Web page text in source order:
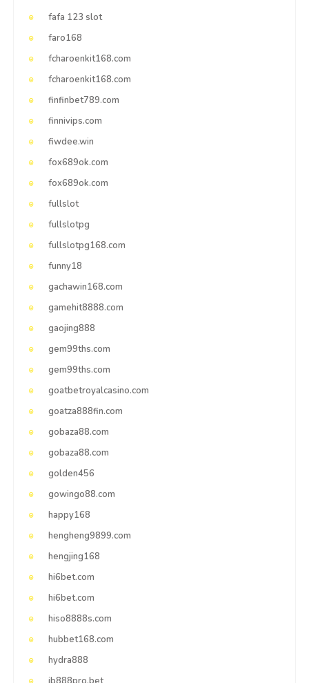
fafa 123 slot
faro168
fcharoenkit168.com
fcharoenkit168.com
finfinbet789.com
finnivips.com
fiwdee.win
fox689ok.com
fox689ok.com
fullslot
fullslotpg
fullslotpg168.com
funny18
gachawin168.com
gamehit8888.com
gaojing888
gem99ths.com
gem99ths.com
goatbetroyalcasino.com
goatza888fin.com
gobaza88.com
gobaza88.com
golden456
gowingo88.com
happy168
hengheng9899.com
hengjing168
hi6bet.com
hi6bet.com
hiso8888s.com
hubbet168.com
hydra888